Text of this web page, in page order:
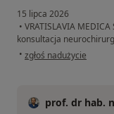
15 lipca 2026
• VRATISLAVIA
konsultacja
• w opinii użytkownika
zgłoś nadużycie
prof. dr hab.